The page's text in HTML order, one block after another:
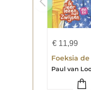
€ 11,99
Paul van